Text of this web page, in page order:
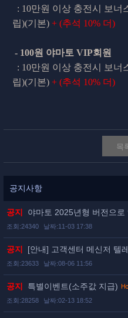
: 10만원 이상 충전시 보너
립)(기본) + (추석 10% 더)
- 100원 야마토 VIP회원
: 10만원 이상 충전시 보너
립)(기본) + (추석 10% 더)
목
공지사항
공지 야마토 2025년형 버전으로
조회:24340 날짜:11-03 17:38
공지 [안내] 고객센터 메신저 텔
조회:23633 날짜:08-06 11:56
공지 특별이벤트(소주값 지급)
조회:28258 날짜:02-13 18:52